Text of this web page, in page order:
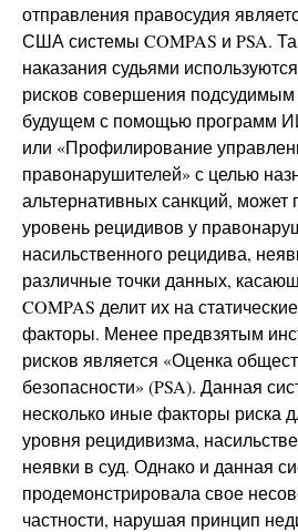
отправления правосудия
США системы COMPAS и PSA.
наказания судьями
рисков совершения подсудимым
будущем с помощью программ
или «Профилирование
правонарушителей» с целью
альтернативных санкций, может
уровень рецидивов у
насильственного рецидива,
различные точки данных,
COMPAS делит их на
факторы. Менее предвзятым
рисков является «Оценка
безопасности» (PSA). Данная
несколько иные факторы риска
уровня рецидивизма,
неявки в суд. Однако и данная
продемонстрировала свое
частности, нарушая принцип